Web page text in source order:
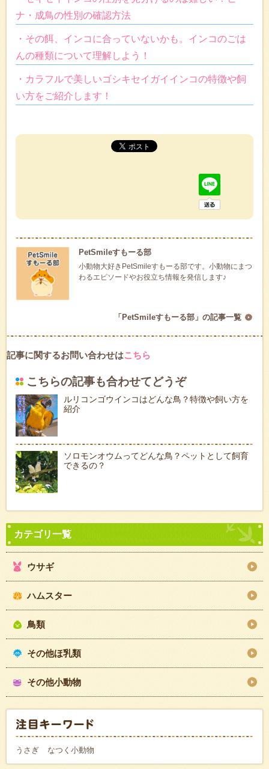
ナ・成鳥の性別の確認方法
・その餌、インコに合っていないかも。インコのごは
んの種類について理解しよう！
・カラフルで美しいゴシキセイガイインコの特徴や飼
い方をご紹介します！
PetSmileすもーる部
小動物大好きPetSmileすもーる部です。小動物にまつ
わるエピソードやお役立ち情報を発信します♪
「PetSmileすもーる部」の記事一覧
記事に関するお問い合わせはこちら
こちらの記事も合わせてどうぞ
ルリコンゴウインコはどんな鳥？特徴や飼い方を
紹介
ソロモンオウムってどんな鳥？ペットとして飼育
できるの？
ウサギ
ハムスター
鳥類
その他ほ乳類
その他小動物
うさぎ なつく小動物